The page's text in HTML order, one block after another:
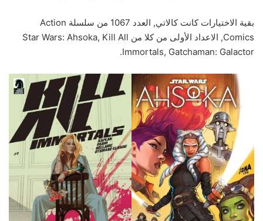
بقية الاختيارات كانت كالاتي, العدد 1067 من سلسلة Action
Comics, الاعداد الأولى من كلا من Star Wars: Ahsoka, Kill All
Immortals, Gatchaman: Galactor.